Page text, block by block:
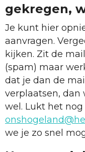
gekregen,
Je kunt hier
aanvragen.
kijken. Zit de
(spam) maar
dat je dan de
verplaatsen, dan
wel. Lukt het
we je zo snel